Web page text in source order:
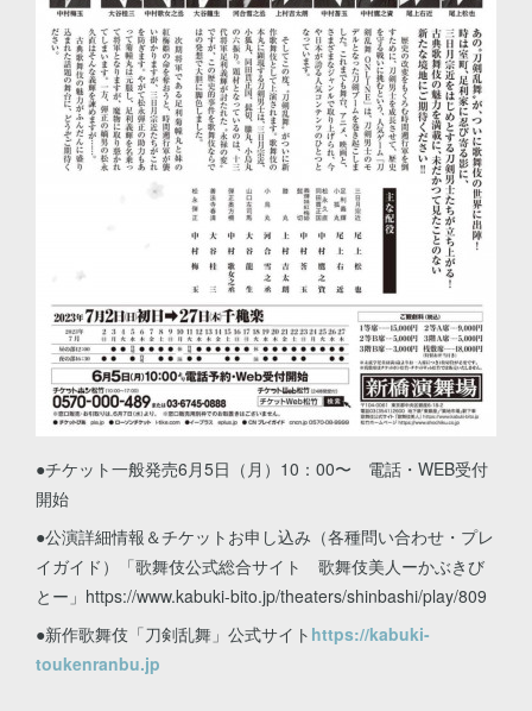
●チケット一般発売6月5日（月）10：00〜 電話・WEB受付
開始
●公演詳細情報＆チケットお申し込み（各種問い合わせ・プレ
イガイド）「歌舞伎公式総合サイト 歌舞伎美人ーかぶきび
とー」https://www.kabuki-bito.jp/theaters/shinbashi/play/809
●新作歌舞伎「刀剣乱舞」公式サイト https://kabuki-
toukenranbu.jp